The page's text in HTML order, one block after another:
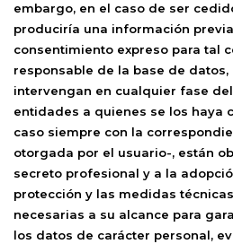
embargo, en el caso de ser
produciría una información
consentimiento expreso para tal
responsable de la base de datos,
intervengan en cualquier fase
entidades a quienes se los haya
caso siempre con la
otorgada por el usuario-, están
secreto profesional y a la
protección y las medidas
necesarias a su alcance para
los datos de carácter personal,